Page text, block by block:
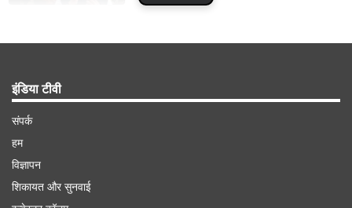
इंडिया टीवी
संपर्क
हम
विज्ञापन
शिकायत और सुनवाई